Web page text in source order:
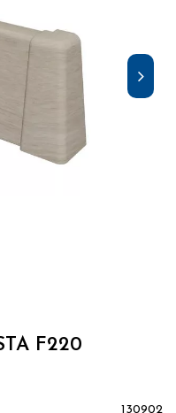
F220
130902